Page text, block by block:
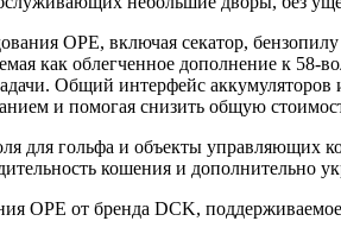
OPE, включая секатор,
как облегченное дополнение к
Общий интерфейс
и помогая снизить общую
для гольфа и объекты
кошения и дополнительно
OPE от бренда DCK,